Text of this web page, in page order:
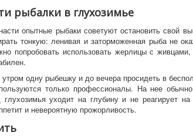
рыбалки в глухозимье
опытные рыбаки советуют остановить свой
тонкую: ленивая и заторможенная рыба не
попробовать использовать жерлицы с
одну рыбешку и до вечера просидеть в
только профессионалы. На нее
уходит на глубину и не реагирует
и невероятную прожорливость.